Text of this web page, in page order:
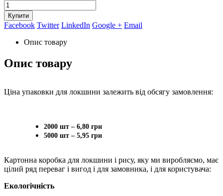
Купити
Facebook Twitter LinkedIn Google + Email
Опис товару
Опис товару
Ціна упаковки для локшини залежить від обсягу замовлення:
2000 шт – 6,80 грн
5000 шт – 5,95 грн
Картонна коробка для локшини і рису, яку ми виробляємо, має
цілий ряд переваг і вигод і для замовника, і для користувача:
Екологічність